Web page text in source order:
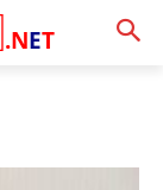
.NET